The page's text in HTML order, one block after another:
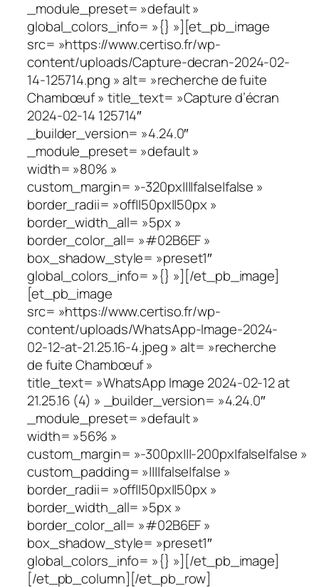
_module_preset= »default »
global_colors_info= »{} »][et_pb_image
src= »https://www.certiso.fr/wp-
content/uploads/Capture-decran-2024-02-
14-125714.png » alt= »recherche de fuite
Chambœuf » title_text= »Capture d’écran
2024-02-14 125714″
_builder_version= »4.24.0″
_module_preset= »default »
width= »80% »
custom_margin= »-320px||||false|false »
border_radii= »off||50px||50px »
border_width_all= »5px »
border_color_all= »#02B6EF »
box_shadow_style= »preset1″
global_colors_info= »{} »][/et_pb_image]
[et_pb_image
src= »https://www.certiso.fr/wp-
content/uploads/WhatsApp-Image-2024-
02-12-at-21.25.16-4.jpeg » alt= »recherche
de fuite Chambœuf »
title_text= »WhatsApp Image 2024-02-12 at
21.25.16 (4) » _builder_version= »4.24.0″
_module_preset= »default »
width= »56% »
custom_margin= »-300px|||-200px|false|false »
custom_padding= »||||false|false »
border_radii= »off||50px||50px »
border_width_all= »5px »
border_color_all= »#02B6EF »
box_shadow_style= »preset1″
global_colors_info= »{} »][/et_pb_image]
[/et_pb_column][/et_pb_row]